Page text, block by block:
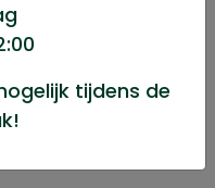
14
M16 BET-
tijdens de